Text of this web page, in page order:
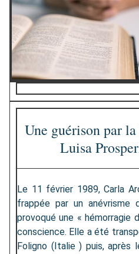
Une guérison par
Luisa
Le 11 février 1989, Carla
frappée par un anévrisme
provoqué une «
conscience. Elle a été
Foligno (Italie ) puis, après